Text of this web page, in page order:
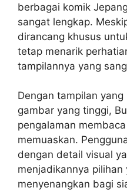
berbagai komik
sangat lengkap.
dirancang khusus
tetap menarik
tampilannya yang
Dengan tampilan
gambar yang tinggi,
pengalaman
memuaskan.
dengan detail visual
menjadikannya pilihan
menyenangkan bagi